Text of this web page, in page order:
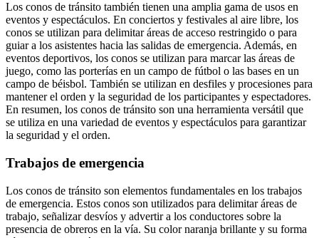
Los conos de tránsito también tienen una amplia gama de usos en
eventos y espectáculos. En conciertos y festivales al aire libre, los
conos se utilizan para delimitar áreas de acceso restringido o para
guiar a los asistentes hacia las salidas de emergencia. Además, en
eventos deportivos, los conos se utilizan para marcar las áreas de
juego, como las porterías en un campo de fútbol o las bases en un
campo de béisbol. También se utilizan en desfiles y procesiones para
mantener el orden y la seguridad de los participantes y espectadores.
En resumen, los conos de tránsito son una herramienta versátil que
se utiliza en una variedad de eventos y espectáculos para garantizar
la seguridad y el orden.
Trabajos de emergencia
Los conos de tránsito son elementos fundamentales en los trabajos
de emergencia. Estos conos son utilizados para delimitar áreas de
trabajo, señalizar desvíos y advertir a los conductores sobre la
presencia de obreros en la vía. Su color naranja brillante y su forma